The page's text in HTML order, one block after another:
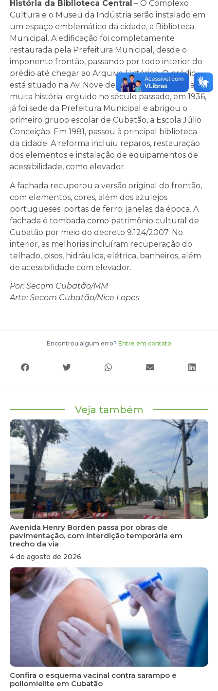
História da Biblioteca Central – O Complexo
Cultura e o Museu da Indústria serão instalado em
um espaço emblemático da cidade, a Biblioteca
Municipal. A edificação foi completamente
restaurada pela Prefeitura Municipal, desde o
imponente frontão, passando por todo interior do
prédio até chegar ao Arquivo Histórico. O prédio
está situado na Av. Nove de Abril, 1977, e guarda
muita história: erguido no século passado, em 1936,
já foi sede da Prefeitura Municipal e abrigou o
primeiro grupo escolar de Cubatão, a Escola Júlio
Conceição. Em 1981, passou à principal biblioteca
da cidade. A reforma incluiu reparos, restauração
dos elementos e instalação de equipamentos de
acessibilidade, como elevador.
A fachada recuperou a versão original do frontão,
com elementos, cores, além dos azulejos
portugueses; portas de ferro; janelas da época. A
fachada é tombada como patrimônio cultural de
Cubatão por meio do decreto 9.124/2007. No
interior, as melhorias incluíram recuperação do
telhado, pisos, hidráulica, elétrica, banheiros, além
de acessibilidade com elevador.
Por: Secom Cubatão/MM
Arte: Secom Cubatão/Nice Lopes
Encontrou algum erro? Entre em contato
Veja também
Avenida Henry Borden passa por obras de
pavimentação, com interdição temporária em
trecho da via
4 de agosto de 2026
Confira o esquema vacinal contra sarampo e
poliomielite em Cubatão